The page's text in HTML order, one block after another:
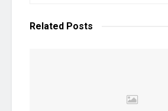
Related Posts